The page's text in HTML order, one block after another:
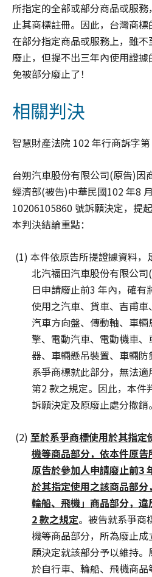
所指定的全部或部分商品或服
止其商標註冊。因此，台灣商
在部分指定商品或服務上，雖
廢止，但提不出三年內使用證據
免被部分廢止了！
相關判決
智慧財產法院 102 年行商訴字第
台朔汽車股份有限公司(原告)因
經濟部(被告)中華民國102 年8
10206105860 號訴願決定，提起
本判決結論重點：
(1) 本件依原告所提證據資料
北汽福田汽車股份有限公
日申請廢止前3 年內，確有
使用之汽車、貨車、吉甫車
汽車方向盤、傳動軸、車
擎、電動汽車、電動機車
器、車輛懸吊裝置、車輛
系爭商標就此部分，無法
第2 款之規定。因此，本件
訴願決定及原廢止處分撤銷。
(2) 至於系爭商標使用於其指
機等商品部分，依本件原
原告於參加人申請廢止前3
於其指定使用之該商品部分
輪船、飛機」商品部分，違
2款之規定。被告就系爭商
機等商品部分，所為廢止
願決定就該部分予以維持
於自行車、輪船、飛機商